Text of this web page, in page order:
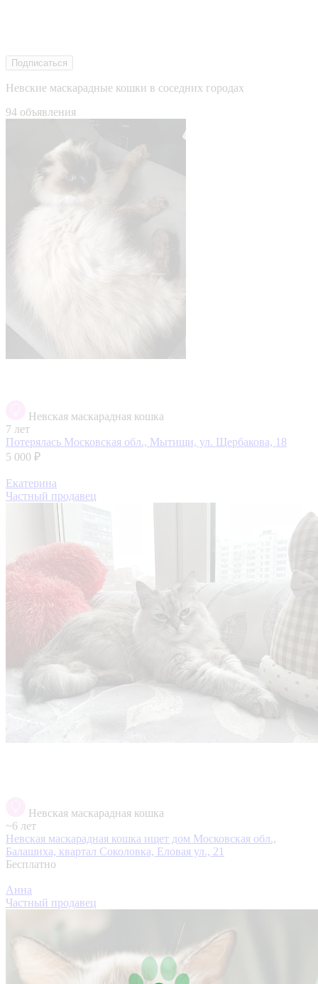
Подписаться
Невские маскарадные кошки в соседних городах
94 объявления
Невская маскарадная кошка
7 лет
Потерялась Московская обл., Мытищи, ул. Щербакова, 18
5 000 ₽
Екатерина
Частный продавец
Невская маскарадная кошка
~6 лет
Невская маскарадная кошка ищет дом Московская обл.,
Балашиха, квартал Соколовка, Еловая ул., 21
Бесплатно
Анна
Частный продавец